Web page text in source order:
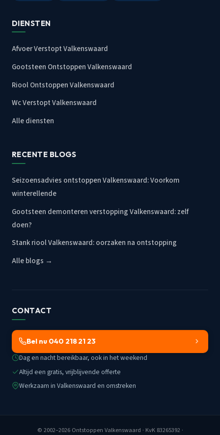
DIENSTEN
Afvoer Verstopt Valkenswaard
Gootsteen Ontstoppen Valkenswaard
Riool Ontstoppen Valkenswaard
Wc Verstopt Valkenswaard
Alle diensten
RECENTE BLOGS
Seizoensadvies ontstoppen Valkenswaard: Voorkom
winterellende
Gootsteen demonteren verstopping Valkenswaard: zelf
doen?
Stank riool Valkenswaard: oorzaken na ontstopping
Alle blogs →
CONTACT
Bel nu 040 218 21 23
Dag en nacht bereikbaar, ook in het weekend
Altijd een gratis, vrijblijvende offerte
Werkzaam in Valkenswaard en omstreken
© 2002–2026 Ontstoppen Valkenswaard · KvK 83265392 ·